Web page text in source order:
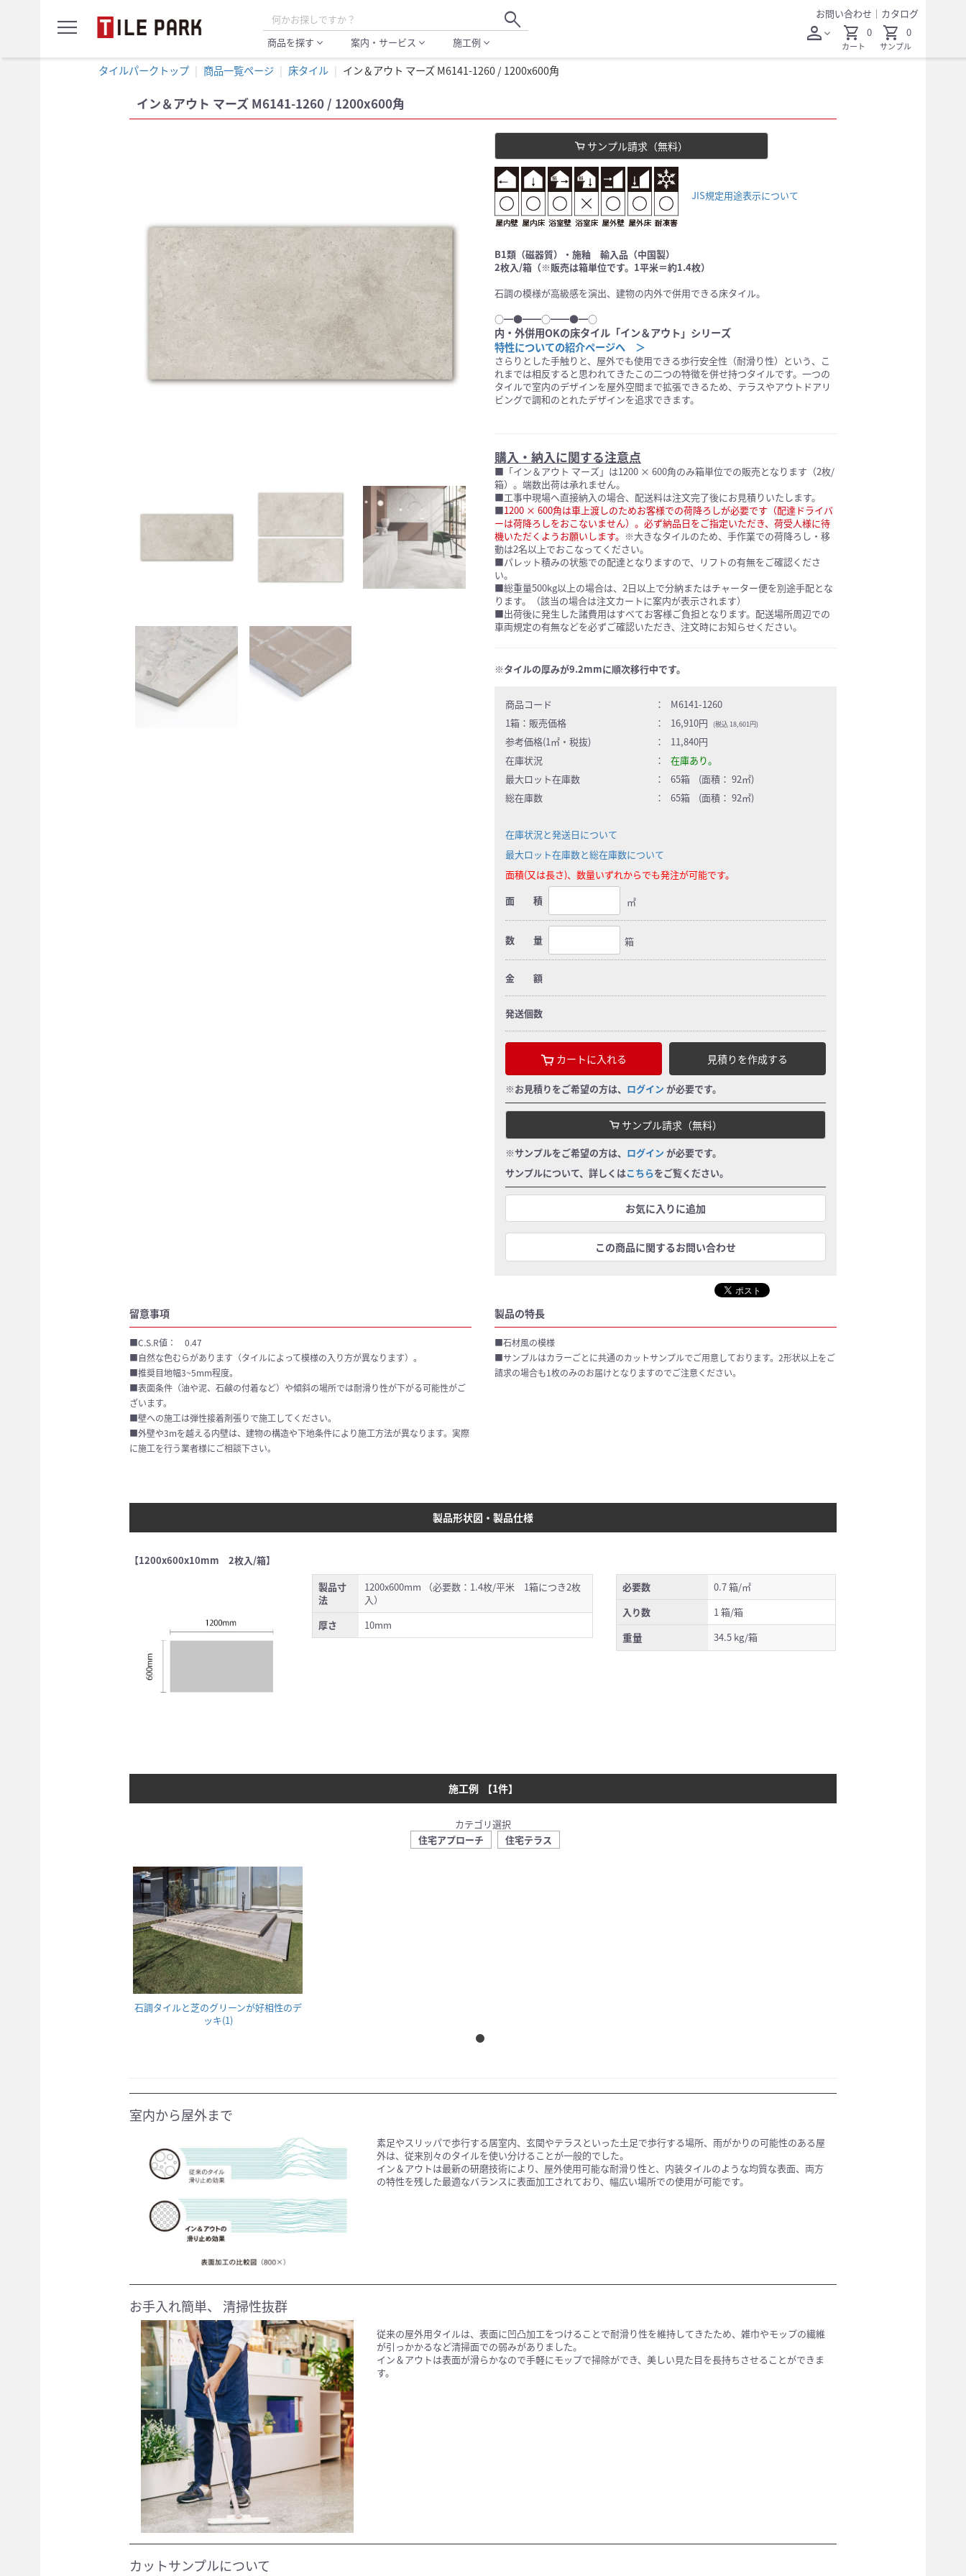
menu search
商品を探す expand_more 案内・サービス expand_more 施工例 expand_more
お問い合わせ ｜ カタログ
personexpand_more shopping_cart
カート
0 shopping_cart
サンプル
0
ン
プ
カ
タイルパークトップ 商品一覧ページ 床タイル イン＆アウト マーズ M6141-1260 / 1200x600角
イン＆アウト マーズ M6141-1260 / 1200x600角
サンプル請求（無料）
JIS規定用途表示について
B1類（磁器質）・施釉 輸入品（中国製）
2枚入/箱（※販売は箱単位です。1平米＝約1.4枚）
石調の模様が高級感を演出、建物の内外で併用できる床タイル。
○━●━━○━━●━○
内・外併用OKの床タイル「イン＆アウト」シリーズ
特性についての紹介ページへ ＞
さらりとした手触りと、屋外でも使用できる歩行安全性（耐滑り性）という、こ
れまでは相反すると思われてきたこの二つの特徴を併せ持つタイルです。一つの
タイルで室内のデザインを屋外空間まで拡張できるため、テラスやアウトドアリ
ビングで調和のとれたデザインを追求できます。
購入・納入に関する注意点
■「イン＆アウト マーズ」は1200 × 600角のみ箱単位での販売となります（2枚/
箱）。端数出荷は承れません。
■工事中現場へ直接納入の場合、配送料は注文完了後にお見積りいたします。
■1200 × 600角は車上渡しのためお客様での荷降ろしが必要です（配達ドライバ
ーは荷降ろしをおこないません）。必ず納品日をご指定いただき、荷受人様に待
機いただくようお願いします。 ※大きなタイルのため、手作業での荷降ろし・移
動は2名以上でおこなってください。
■パレット積みの状態での配達となりますので、リフトの有無をご確認くださ
い。
■総重量500kg以上の場合は、2日以上で分納またはチャーター便を別途手配とな
ります。（該当の場合は注文カートに案内が表示されます）
■出荷後に発生した諸費用はすべてお客様ご負担となります。配送場所周辺での
車両規定の有無などを必ずご確認いただき、注文時にお知らせください。
※タイルの厚みが9.2mmに順次移行中です。
商品コード ：
M6141-1260
1箱： 販売価格 ： 16,910円 (税込 18,601円)
参考価格(1㎡・税抜) ：
11,840円
在庫状況
：
在庫あり。
最大ロット在庫数
：
65箱 (面積： 92㎡)
総在庫数
： 65箱 (面積： 92㎡)
在庫状況と発送日について
最大ロット在庫数と総在庫数について
面積(又は長さ)、数量いずれからでも発注が可能です。
面 積
㎡
数 量 箱
金 額
発送個数
カートに入れる 見積りを作成する
※お見積りをご希望の方は、 ログイン が必要です。
サンプル請求（無料）
※サンプルをご希望の方は、 ログイン が必要です。
サンプルについて、詳しくはこちらをご覧ください。
お気に入りに追加
この商品に関するお問い合わせ
留意事項
■C.S.R値： 0.47
■自然な色むらがあります（タイルによって模様の入り方が異なります）。
■推奨目地幅3~5mm程度。
■表面条件（油や泥、石鹸の付着など）や傾斜の場所では耐滑り性が下がる可能性がご
ざいます。
■壁への施工は弾性接着剤張りで施工してください。
■外壁や3mを越える内壁は、建物の構造や下地条件により施工方法が異なります。実際
に施工を行う業者様にご相談下さい。
製品の特長
■石材風の模様
■サンプルはカラーごとに共通のカットサンプルでご用意しております。2形状以上をご
請求の場合も1枚のみのお届けとなりますのでご注意ください。
製品形状図・製品仕様
【1200x600x10mm 2枚入/箱】
製品寸
法
1200x600mm （必要数：1.4枚/平米 1箱につき2枚
入）
厚さ
10mm
必要数
0.7 箱/㎡
入り数
1 箱/箱
重量 34.5 kg/箱
施工例 【1件】
カテゴリ選択
住宅アプローチ
住宅テラス
石調タイルと芝のグリーンが好相性のデ
ッキ(1)
室内から屋外まで
素足やスリッパで歩行する居室内、玄関やテラスといった土足で歩行する場所、雨がかりの可能性のある屋
外は、従来別々のタイルを使い分けることが一般的でした。
イン＆アウトは最新の研磨技術により、屋外使用可能な耐滑り性と、内装タイルのような均質な表面、両方
の特性を残した最適なバランスに表面加工されており、幅広い場所での使用が可能です。
お手入れ簡単、 清掃性抜群
従来の屋外用タイルは、表面に凹凸加工をつけることで耐滑り性を維持してきたため、雑巾やモップの繊維
が引っかかるなど清掃面での弱みがありました。
イン＆アウトは表面が滑らかなので手軽にモップで掃除ができ、美しい見た目を長持ちさせることができま
す。
カットサンプルについて